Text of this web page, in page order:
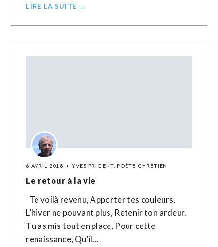
LIRE LA SUITE →
6 AVRIL 2018 YVES PRIGENT, POÈTE CHRÉTIEN
Le retour à la vie
Te voilà revenu, Apporter tes couleurs,
L’hiver ne pouvant plus, Retenir ton ardeur.
Tu as mis tout en place, Pour cette
renaissance, Qu’il…